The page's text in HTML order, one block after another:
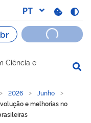
Ciência e
2026
Junho
e melhorias no